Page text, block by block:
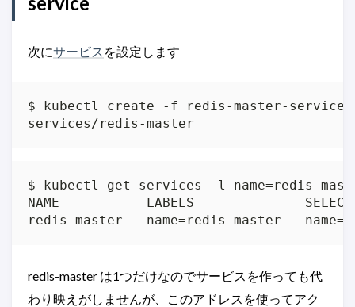
次にサービス を設定します
$ kubectl create -f redis-master-
services/redis-master
$ kubectl get services -l name=redis-
NAME           LABELS
redis-master   name=redis-master
redis-master は1つだけなのでサービスを作っても代
わり映えがしませんが、このアドレスを使ってアク